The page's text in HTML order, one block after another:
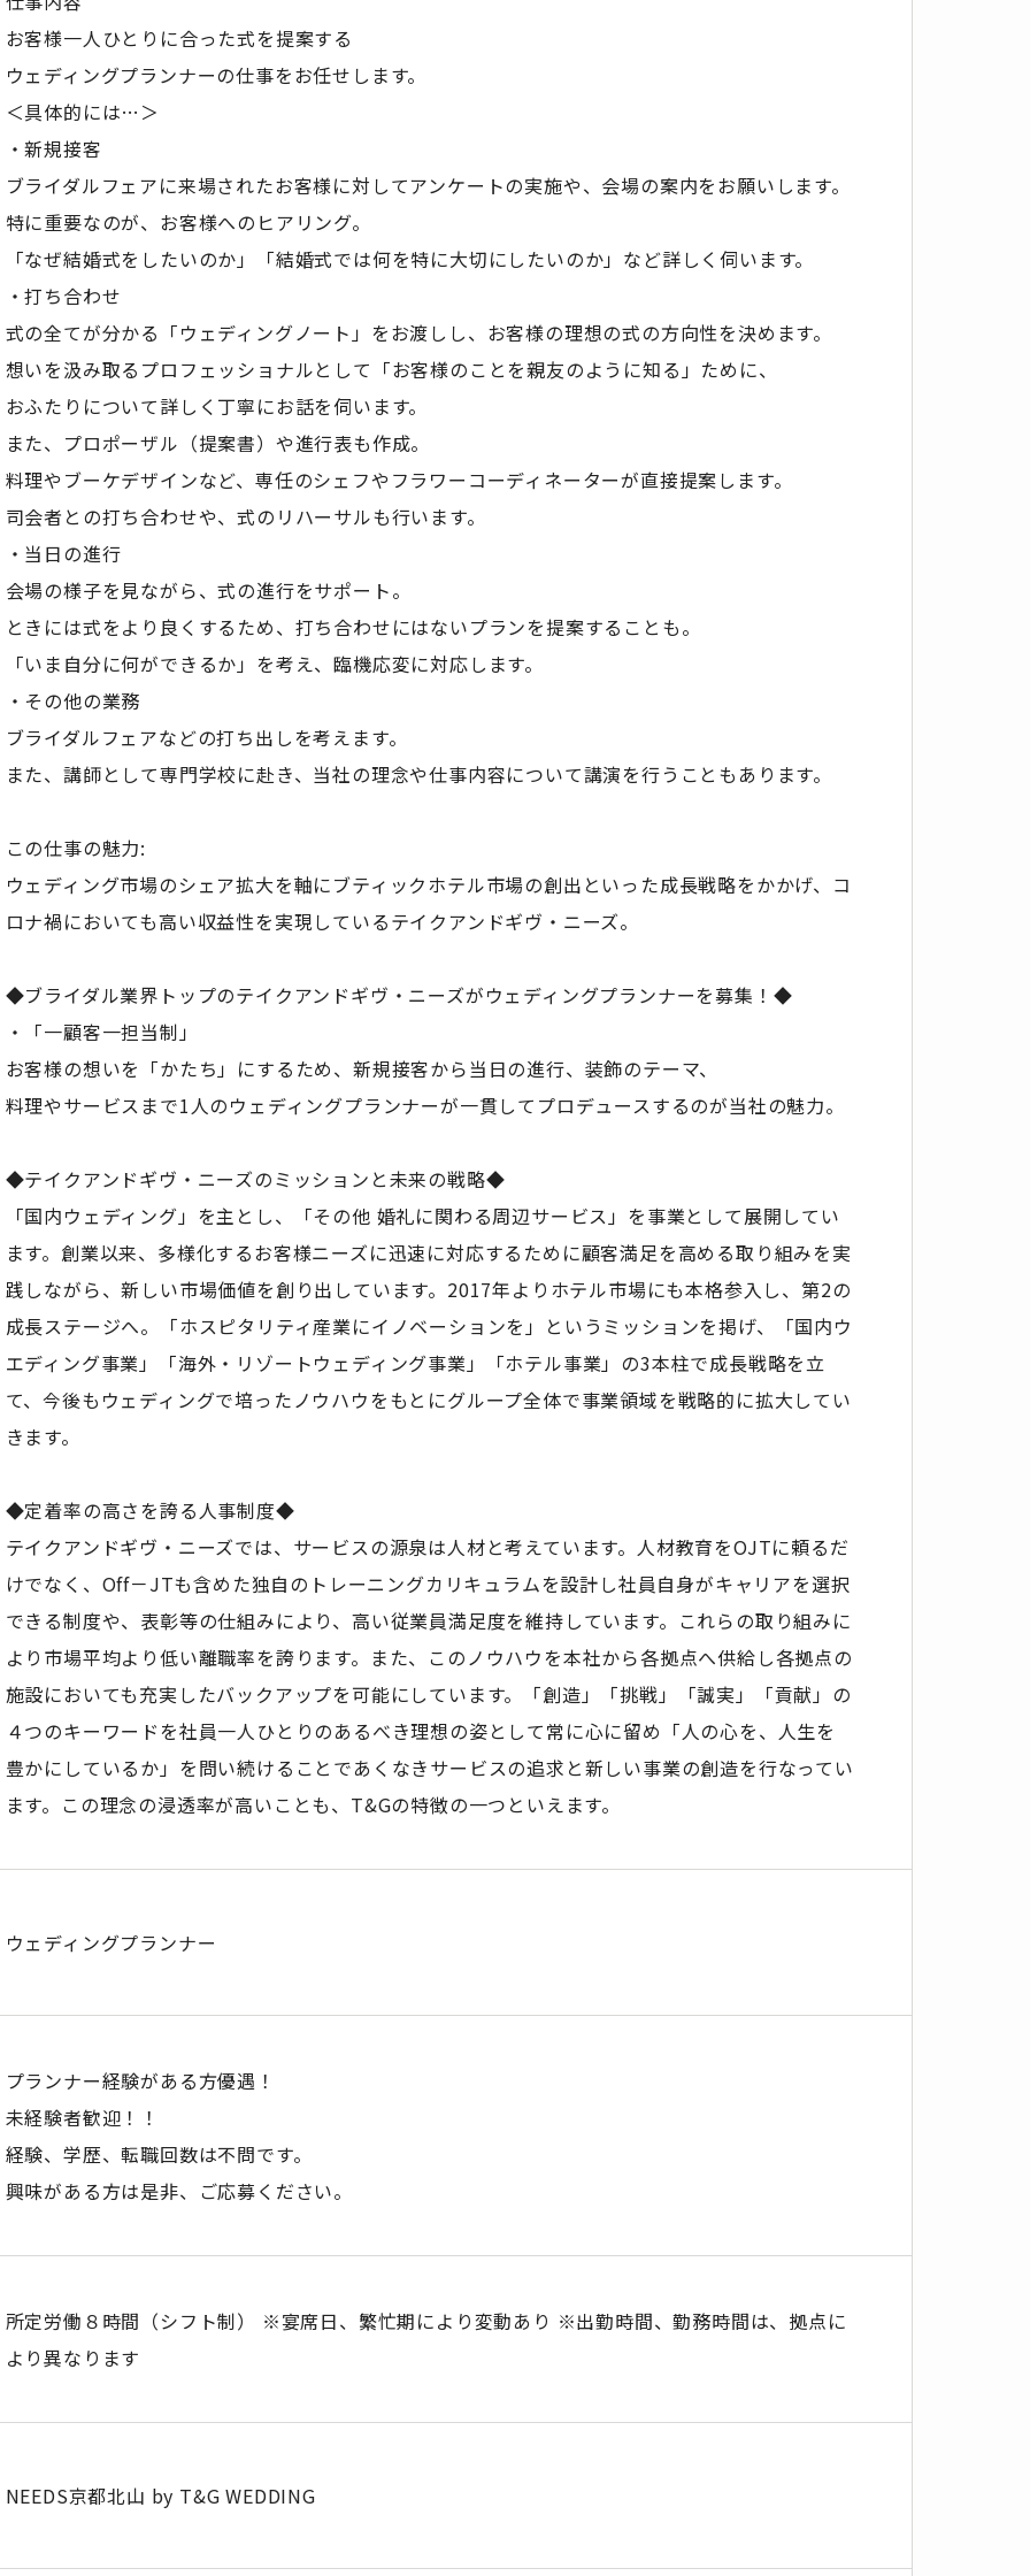
お客様一人ひとりに合った式を提案する
ウェディングプランナーの仕事をお任せします。
＜具体的には…＞
・新規接客
ブライダルフェアに来場されたお客様に対してアンケートの実施や、会場の案内をお願いします。
特に重要なのが、お客様へのヒアリング。
「なぜ結婚式をしたいのか」「結婚式では何を特に大切にしたいのか」など詳しく伺います。
・打ち合わせ
式の全てが分かる「ウェディングノート」をお渡しし、お客様の理想の式の方向性を決めます。
想いを汲み取るプロフェッショナルとして「お客様のことを親友のように知る」ために、
おふたりについて詳しく丁寧にお話を伺います。
また、プロポーザル（提案書）や進行表も作成。
料理やブーケデザインなど、専任のシェフやフラワーコーディネーターが直接提案します。
司会者との打ち合わせや、式のリハーサルも行います。
・当日の進行
会場の様子を見ながら、式の進行をサポート。
ときには式をより良くするため、打ち合わせにはないプランを提案することも。
「いま自分に何ができるか」を考え、臨機応変に対応します。
・その他の業務
ブライダルフェアなどの打ち出しを考えます。
また、講師として専門学校に赴き、当社の理念や仕事内容について講演を行うこともあります。
この仕事の魅力:
ウェディング市場のシェア拡大を軸にブティックホテル市場の創出といった成長戦略をかかげ、コ
ロナ禍においても高い収益性を実現しているテイクアンドギヴ・ニーズ。
◆ブライダル業界トップのテイクアンドギヴ・ニーズがウェディングプランナーを募集！◆
・「一顧客一担当制」
お客様の想いを「かたち」にするため、新規接客から当日の進行、装飾のテーマ、
料理やサービスまで1人のウェディングプランナーが一貫してプロデュースするのが当社の魅力。
◆テイクアンドギヴ・ニーズのミッションと未来の戦略◆
「国内ウェディング」を主とし、「その他 婚礼に関わる周辺サービス」を事業として展開してい
ます。創業以来、多様化するお客様ニーズに迅速に対応するために顧客満足を高める取り組みを実
践しながら、新しい市場価値を創り出しています。2017年よりホテル市場にも本格参入し、第2の
成長ステージへ。「ホスピタリティ産業にイノベーションを」というミッションを掲げ、「国内ウ
エディング事業」「海外・リゾートウェディング事業」「ホテル事業」の3本柱で成長戦略を立
て、今後もウェディングで培ったノウハウをもとにグループ全体で事業領域を戦略的に拡大してい
きます。
◆定着率の高さを誇る人事制度◆
テイクアンドギヴ・ニーズでは、サービスの源泉は人材と考えています。人材教育をOJTに頼るだ
けでなく、Off－JTも含めた独自のトレーニングカリキュラムを設計し社員自身がキャリアを選択
できる制度や、表彰等の仕組みにより、高い従業員満足度を維持しています。これらの取り組みに
より市場平均より低い離職率を誇ります。また、このノウハウを本社から各拠点へ供給し各拠点の
施設においても充実したバックアップを可能にしています。「創造」「挑戦」「誠実」「貢献」の
４つのキーワードを社員一人ひとりのあるべき理想の姿として常に心に留め「人の心を、人生を
豊かにしているか」を問い続けることであくなきサービスの追求と新しい事業の創造を行なってい
ます。この理念の浸透率が高いことも、T&Gの特徴の一つといえます。
ウェディングプランナー
プランナー経験がある方優遇！
未経験者歓迎！！
経験、学歴、転職回数は不問です。
興味がある方は是非、ご応募ください。
所定労働８時間（シフト制） ※宴席日、繁忙期により変動あり ※出勤時間、勤務時間は、拠点に
より異なります
NEEDS京都北山 by T&G WEDDING